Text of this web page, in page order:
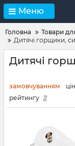
Меню
Головна
Товари
Дитячі горщики,
Дитячі
замовчуванням
рейтингу